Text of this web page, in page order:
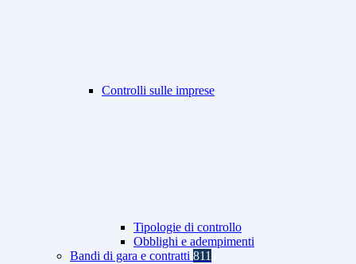
Controlli sulle imprese
Tipologie di controllo
Obblighi e adempimenti
Bandi di gara e contratti 811